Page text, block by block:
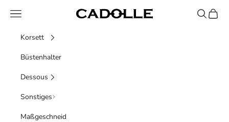
Cadolle
Menü Suchen
Korsett
Büstenhalter
Dessous
Sonstiges
Maßgeschneidert